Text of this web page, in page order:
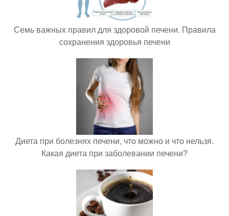
Семь важных правил для здоровой печени. Правила
сохранения здоровья печени
Диета при болезнях печени, что можно и что нельзя.
Какая диета при заболевании печени?